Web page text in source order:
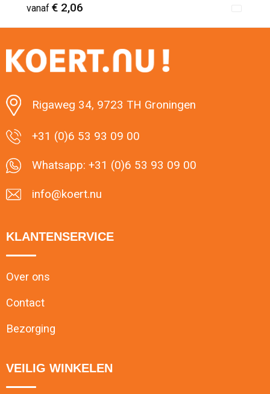
vanaf € 2,06
Minimale afname: 1
Rigaweg 34, 9723 TH Groningen
+31 (0)6 53 93 09 00
Whatsapp: +31 (0)6 53 93 09 00
info@koert.nu
KLANTENSERVICE
Over ons
Contact
Bezorging
VEILIG WINKELEN